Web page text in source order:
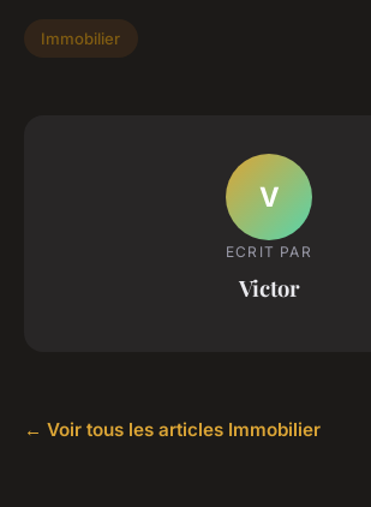
Immobilier
V
ECRIT PAR
Victor
← Voir tous les articles Immobilier